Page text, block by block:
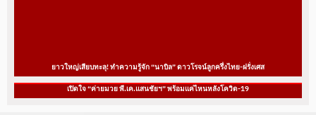
ยาวใหญ่เสียบทะลุ! ทำความรู้จัก “นาบิล” ดาวโรจน์ลูกครึ่งไทย-ฝรั่งเศส
เปิดใจ “ค่ายมวย พี.เค.แสนชัยฯ” พร้อมแค่ไหนหลังโควิด-19